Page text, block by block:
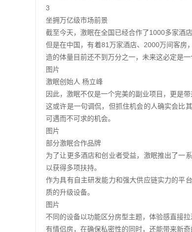
3
坐拥万亿级市场前景
截至今天，激眠在全国已经合作了1000多家酒
但是在中国，有着81万家酒店、2000万间客房
造的体量目前还不到万分之一，未来这必定是一
图片
激眠创始人 杨立峰
因此，激眠不仅是一个完美的副业项目，更是
这或许是一句调侃，但抓住机会的人确实会比
可遇而不可求的机会。
图片
部分激眠合作品牌
为了让更多酒店和创业者受益，激眠推出了一
以获得多项扶持。
作为具有自主研发能力和强大供应链实力的平
质的升级设备。
图片
不同的设备以功能区分房型主题，体验感直接
有情侣房，在确保私密性的同时，还能带来新奇